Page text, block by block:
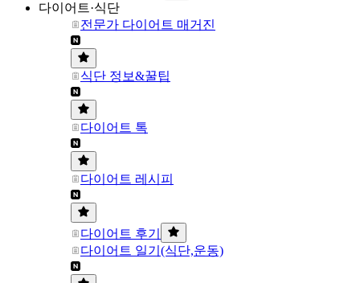
다이어트·식단
전문가 다이어트 매거진
식단 정보&꿀팁
다이어트 톡
다이어트 레시피
다이어트 후기
다이어트 일기(식단,운동)